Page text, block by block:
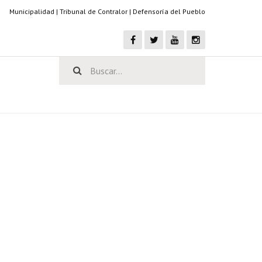
Municipalidad | Tribunal de Contralor | Defensoría del Pueblo